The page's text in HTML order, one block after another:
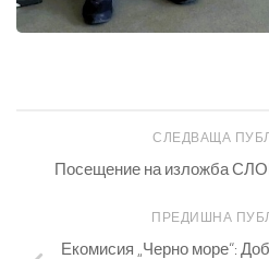
СЛЕДВАЩА
Посещение на изложба
ПРЕДИШНА
Екомисия „Черно море“: